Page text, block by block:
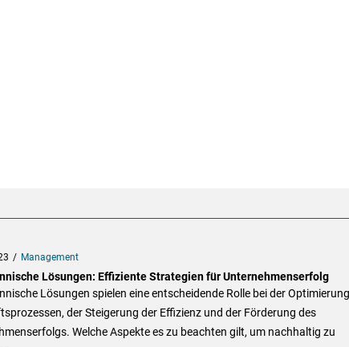
Management
Lösungen: Effiziente Strategien für Unternehmenserfolg
Lösungen spielen eine entscheidende Rolle bei der
der Steigerung der Effizienz und der Förderung des
Welche Aspekte es zu beachten gilt, um nachhaltig zu